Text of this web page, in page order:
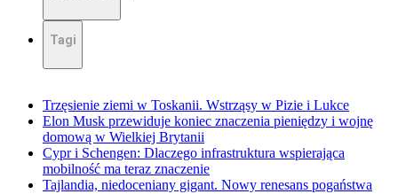
Tagi
Trzęsienie ziemi w Toskanii. Wstrząsy w Pizie i Lukce
Elon Musk przewiduje koniec znaczenia pieniędzy i wojnę
domową w Wielkiej Brytanii
Cypr i Schengen: Dlaczego infrastruktura wspierająca
mobilność ma teraz znaczenie
Tajlandia, niedoceniany gigant. Nowy renesans pogaństwa